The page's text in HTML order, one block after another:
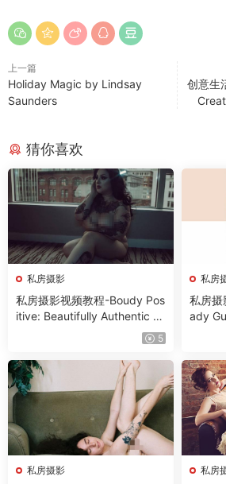
上一篇
Holiday Magic by Lindsay
Saunders
创意生
猜你喜欢
私房摄影
私房摄影视频教程-Boudy Pos
itive: Beautifully Authentic B
5
私房
私房
ady
私房摄影 私房